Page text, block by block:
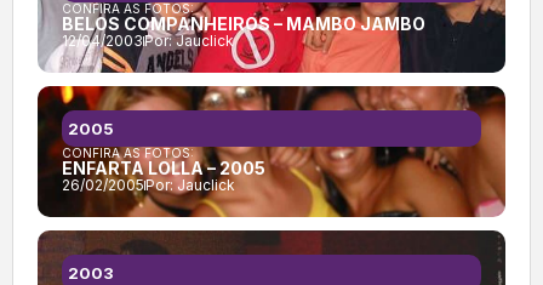
CONFIRA AS FOTOS:
BELOS COMPANHEIROS – MAMBO JAMBO
12/04/2003Por:Jauclick
CONFIRA AS FOTOS:
ENFARTA LOLLA – 2005
26/02/2005Por:Jauclick
2005
2003